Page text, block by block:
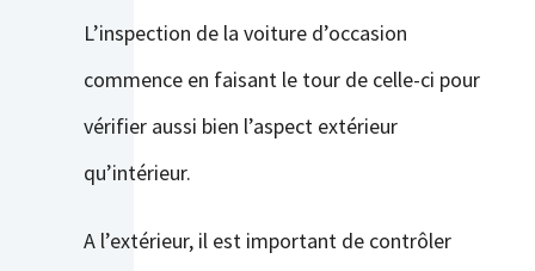
L’inspection de la voiture d’occasion
commence en faisant le tour de celle-ci pour
vérifier aussi bien l’aspect extérieur
qu’intérieur.
A l’extérieur, il est important de contrôler